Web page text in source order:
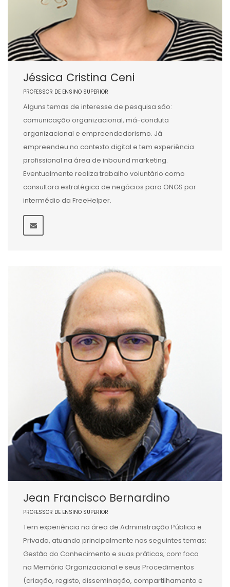
Jéssica Cristina Ceni
PROFESSOR DE ENSINO SUPERIOR
Alguns temas de interesse de pesquisa são:
comunicação organizacional, má-conduta
organizacional e empreendedorismo. Já
empreendeu no contexto digital e tem experiência
profissional na área de inbound marketing.
Eventualmente realiza trabalho voluntário como
consultora estratégica de negócios para ONGS por
intermédio da FreeHelper.
Jean Francisco Bernardino
PROFESSOR DE ENSINO SUPERIOR
Tem experiência na área de Administração Pública e
Privada, atuando principalmente nos seguintes temas:
Gestão do Conhecimento e suas práticas, com foco
na Memória Organizacional e seus Procedimentos
(criação, registo, disseminação, compartilhamento e